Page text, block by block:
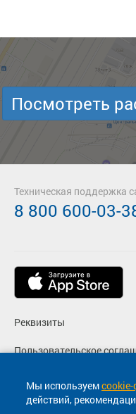
Мы используем
действий,
Посмотреть
Реквизиты
Пользовательское
Политика
Согласие на
Техническая поддержка
8 800 600-03-